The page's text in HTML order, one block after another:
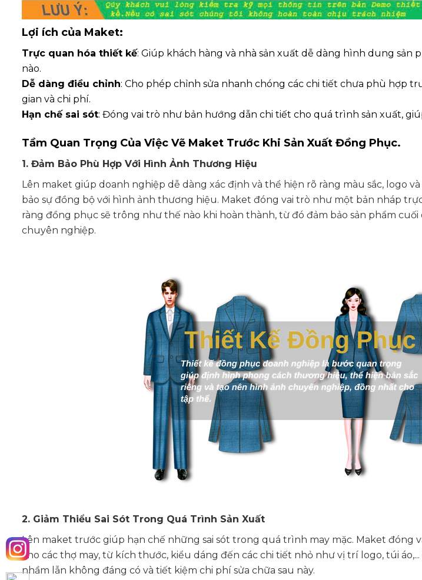
Lợi ích của Maket:
Trực quan hóa thiết kế: Giúp khách hàng và nhà sản xuất dễ dàng hình dung sản
nào.
Dễ dàng điều chỉnh: Cho phép chỉnh sửa nhanh chóng các chi tiết chưa phù hợp
gian và chi phí.
Hạn chế sai sót: Đóng vai trò như bản hướng dẫn chi tiết cho quá trình sản xuất,
Tầm Quan Trọng Của Việc Vẽ Maket Trước Khi Sản Xuất Đồng Phục.
1. Đảm Bảo Phù Hợp Với Hình Ảnh Thương Hiệu
Lên maket giúp doanh nghiệp dễ dàng xác định và thể hiện rõ ràng màu sắc, logo
bảo sự đồng bộ với hình ảnh thương hiệu. Maket đóng vai trò như một bản nháp
ràng đồng phục sẽ trông như thế nào khi hoàn thành, từ đó đảm bảo sản phẩm
chuyên nghiệp.
2. Giảm Thiểu Sai Sót Trong Quá Trình Sản Xuất
Lên maket trước giúp hạn chế những sai sót trong quá trình may mặc. Maket đóng
cho các thợ may, từ kích thước, kiểu dáng đến các chi tiết nhỏ như vị trí logo, túi
nhầm lẫn không đáng có và tiết kiệm chi phí sửa chữa sau này.